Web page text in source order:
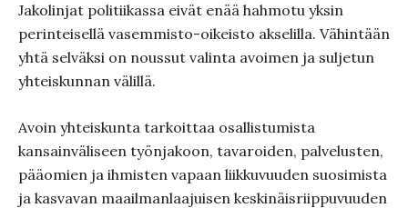
Jakolinjat politiikassa eivät enää hahmotu yksin
perinteisellä vasemmisto-oikeisto akselilla. Vähintään
yhtä selväksi on noussut valinta avoimen ja suljetun
yhteiskunnan välillä.
Avoin yhteiskunta tarkoittaa osallistumista
kansainväliseen työnjakoon, tavaroiden, palvelusten,
pääomien ja ihmisten vapaan liikkuvuuden suosimista
ja kasvavan maailmanlaajuisen keskinäisriippuvuuden